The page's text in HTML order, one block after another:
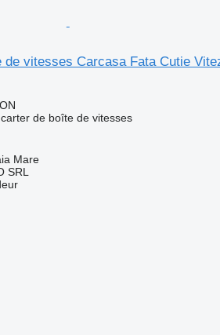
de vitesses Carcasa Fata Cutie
de boîte de vitesses
Mare
SRL